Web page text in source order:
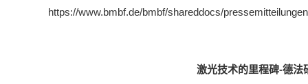
https://www.bmbf.de/bmbf/shareddocs/
激光技术的里程碑-德法